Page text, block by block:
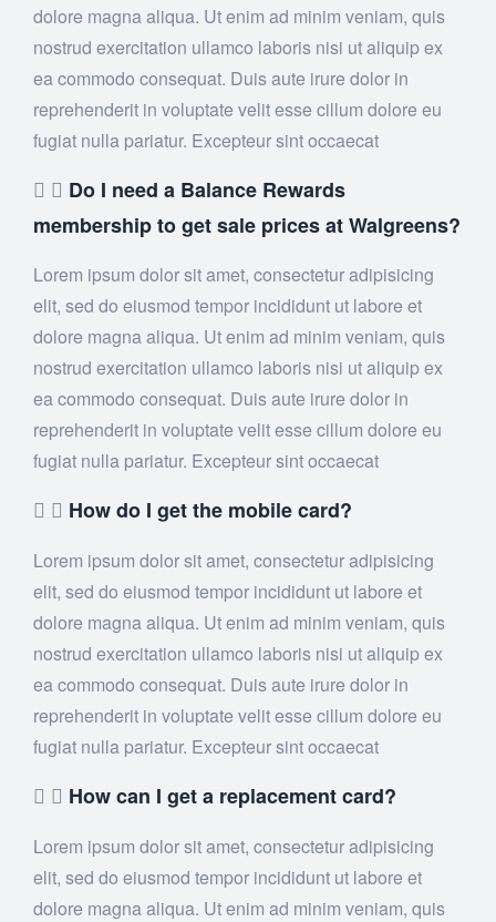
dolore magna aliqua. Ut enim ad minim veniam, quis
nostrud exercitation ullamco laboris nisi ut aliquip ex
ea commodo consequat. Duis aute irure dolor in
reprehenderit in voluptate velit esse cillum dolore eu
fugiat nulla pariatur. Excepteur sint occaecat
Do I need a Balance Rewards
membership to get sale prices at Walgreens?
Lorem ipsum dolor sit amet, consectetur adipisicing
elit, sed do eiusmod tempor incididunt ut labore et
dolore magna aliqua. Ut enim ad minim veniam, quis
nostrud exercitation ullamco laboris nisi ut aliquip ex
ea commodo consequat. Duis aute irure dolor in
reprehenderit in voluptate velit esse cillum dolore eu
fugiat nulla pariatur. Excepteur sint occaecat
How do I get the mobile card?
Lorem ipsum dolor sit amet, consectetur adipisicing
elit, sed do eiusmod tempor incididunt ut labore et
dolore magna aliqua. Ut enim ad minim veniam, quis
nostrud exercitation ullamco laboris nisi ut aliquip ex
ea commodo consequat. Duis aute irure dolor in
reprehenderit in voluptate velit esse cillum dolore eu
fugiat nulla pariatur. Excepteur sint occaecat
How can I get a replacement card?
Lorem ipsum dolor sit amet, consectetur adipisicing
elit, sed do eiusmod tempor incididunt ut labore et
dolore magna aliqua. Ut enim ad minim veniam, quis